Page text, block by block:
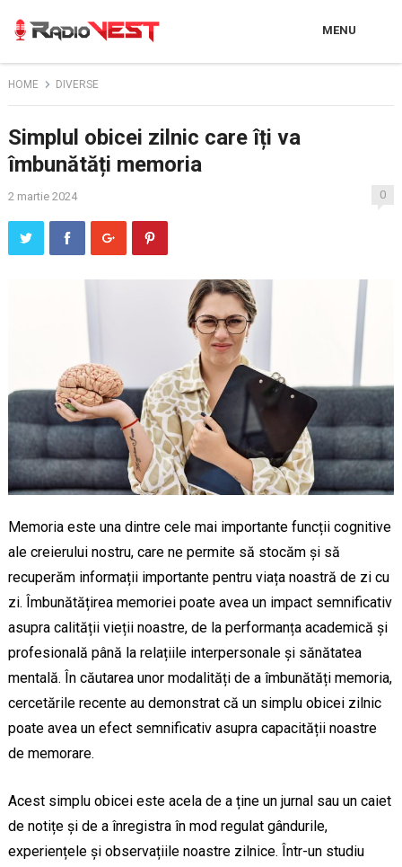
MENU
HOME DIVERSE
Simplul obicei zilnic care îți va
îmbunătăți memoria
2 martie 2024 0
Memoria este una dintre cele mai importante funcții cognitive
ale creierului nostru, care ne permite să stocăm și să
recuperăm informații importante pentru viața noastră de zi cu
zi. Îmbunătățirea memoriei poate avea un impact semnificativ
asupra calității vieții noastre, de la performanța academică și
profesională până la relațiile interpersonale și sănătatea
mentală. În căutarea unor modalități de a îmbunătăți memoria,
cercetările recente au demonstrat că un simplu obicei zilnic
poate avea un efect semnificativ asupra capacității noastre
de memorare.
Acest simplu obicei este acela de a ține un jurnal sau un caiet
de notițe și de a înregistra în mod regulat gândurile,
experiențele și observațiile noastre zilnice. Într-un studiu